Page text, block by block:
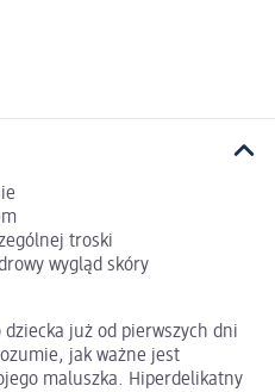
troski
wygląd skóry
już od pierwszych dni
jak ważne jest
maluszka. Hiperdelikatny